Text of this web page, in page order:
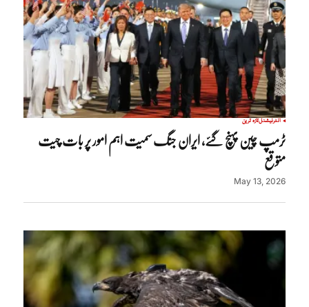
انٹرنیشنلتازہ ترین
ٹرمپ چین پہنچ گئے، ایران جنگ سمیت اہم امور پر بات چیت
متوقع
May 13, 2026